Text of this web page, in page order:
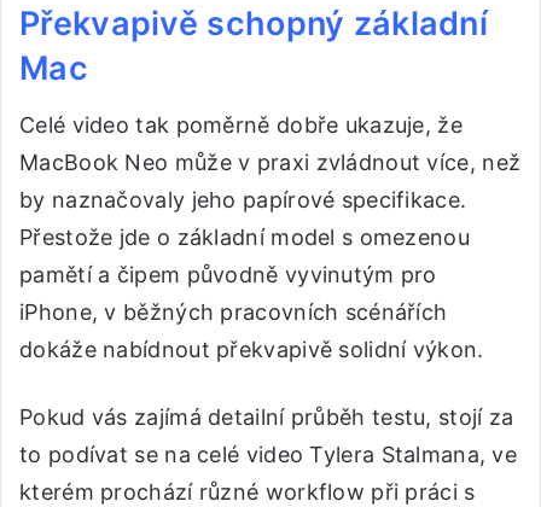
Překvapivě schopný základní
Mac
Celé video tak poměrně dobře ukazuje, že
MacBook Neo může v praxi zvládnout více, než
by naznačovaly jeho papírové specifikace.
Přestože jde o základní model s omezenou
pamětí a čipem původně vyvinutým pro
iPhone, v běžných pracovních scénářích
dokáže nabídnout překvapivě solidní výkon.
Pokud vás zajímá detailní průběh testu, stojí za
to podívat se na celé video Tylera Stalmana, ve
kterém prochází různé workflow při práci s